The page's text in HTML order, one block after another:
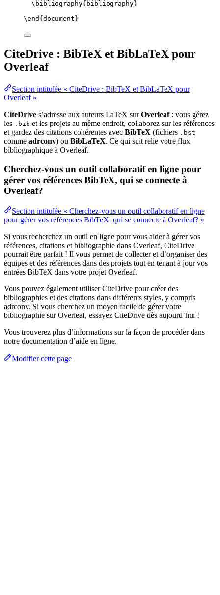
\bibliography{bibliography}
\end { document }
CiteDrive : BibTeX et BibLaTeX pour
Overleaf
Section intitulée « CiteDrive : BibTeX et BibLaTeX pour
Overleaf »
CiteDrive s’adresse aux auteurs LaTeX surOverleaf: vous gérez
les .bib et les projets au même endroit, collaborez sur les références
et gardez des citations cohérentes avec BibTeX (fichiers .bst
comme adrconv) ou BibLaTeX. Ce qui suit relie votre flux
bibliographique à Overleaf.
Cherchez-vous un outil collaboratif en ligne pour
gérer vos références BibTeX, qui se connecte à
Overleaf?
Section intitulée « Cherchez-vous un outil collaboratif en ligne
pour gérer vos références BibTeX, qui se connecte à Overleaf? »
Si vous recherchez un outil en ligne pour vous aider à gérer vos
références, citations et bibliographie dans Overleaf, CiteDrive
pourrait être parfait ! Il vous permet de collecter et d’organiser des
équipes et des références dans des projets tout en tenant à jour vos
entrées BibTeX dans votre projet Overleaf.
Vous pouvez également utiliser CiteDrive pour créer des
bibliographies et des citations dans différents styles, y compris
adrconv. Si vous cherchez un moyen facile de gérer votre
bibliographie sur Overleaf, essayez CiteDrive dès aujourd’hui !
Vous trouverez plus d’informations sur la façon de procéder dans
notre documentation d’aide en ligne.
Modifier cette page